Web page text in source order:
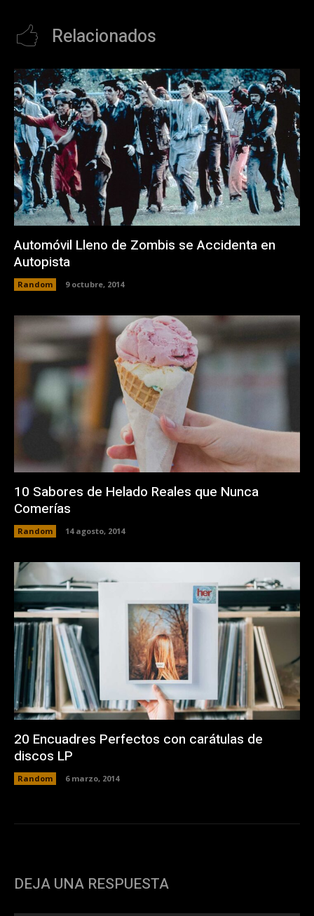
Relacionados
Automóvil Lleno de Zombis se Accidenta en
Autopista
Random 9 octubre, 2014
10 Sabores de Helado Reales que Nunca
Comerías
Random 14 agosto, 2014
20 Encuadres Perfectos con carátulas de
discos LP
Random 6 marzo, 2014
DEJA UNA RESPUESTA